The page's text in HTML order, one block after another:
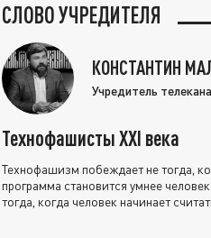
СЛОВО УЧРЕДИТЕЛЯ
КОНСТАНТИН
Учредитель
Технофашисты XXI века
Технофашизм побеждает не тогда,
программа становится умнее
тогда, когда человек начинает